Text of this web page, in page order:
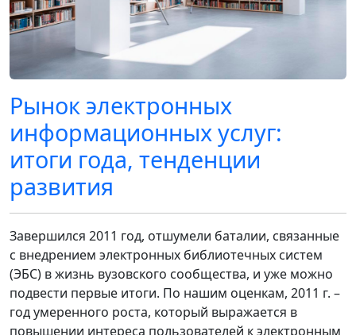
Рынок электронных
информационных услуг:
итоги года, тенденции
развития
Завершился 2011 год, отшумели баталии, связанные
с внедрением электронных библиотечных систем
(ЭБС) в жизнь вузовского сообщества, и уже можно
подвести первые итоги. По нашим оценкам, 2011 г. –
год умеренного роста, который выражается в
повышении интереса пользователей к электронным